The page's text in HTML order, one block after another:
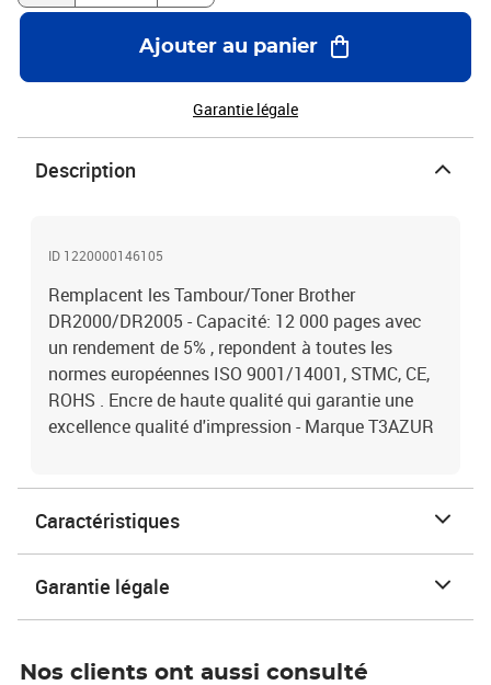
Ajouter au panier
Garantie légale
Description
ID 1220000146105
Remplacent les Tambour/Toner Brother
DR2000/DR2005 - Capacité: 12 000 pages avec
un rendement de 5% , repondent à toutes les
normes européennes ISO 9001/14001, STMC, CE,
ROHS . Encre de haute qualité qui garantie une
excellence qualité d'impression - Marque T3AZUR
Caractéristiques
Garantie légale
Nos clients ont aussi consulté